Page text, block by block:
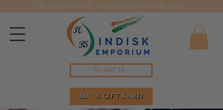
We ship directly from our stores in Bergen.
BUY A GIFT CARD
Search...